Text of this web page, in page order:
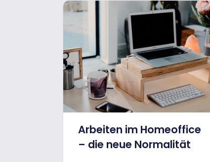
Arbeiten im Homeoffice
– die neue Normalität